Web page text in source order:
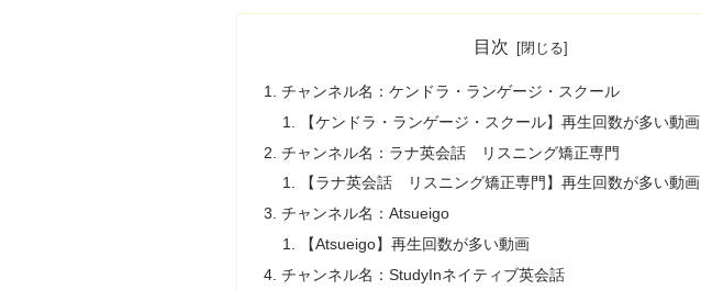
目次
チャンネル名：ケンドラ・ランゲージ・スクール
【ケンドラ・ランゲージ・スクール】再生回数が多い動画
チャンネル名：ラナ英会話 リスニング矯正専門
【ラナ英会話 リスニング矯正専門】再生回数が多い動画
チャンネル名：Atsueigo
【Atsueigo】再生回数が多い動画
チャンネル名：StudyInネイティブ英会話